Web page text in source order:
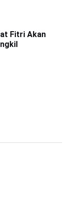
Fitri Akan